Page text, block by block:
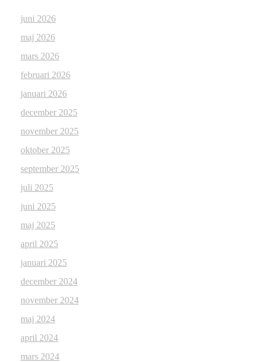
juni 2026
maj 2026
mars 2026
februari 2026
januari 2026
december 2025
november 2025
oktober 2025
september 2025
juli 2025
juni 2025
maj 2025
april 2025
januari 2025
december 2024
november 2024
maj 2024
april 2024
mars 2024